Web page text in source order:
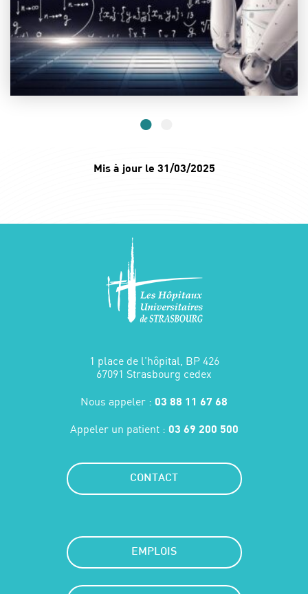
Mis à jour le 31/03/2025
1 place de l'hôpital, BP 426
67091 Strasbourg cedex
Nous appeler : 03 88 11 67 68
Appeler un patient : 03 69 200 500
CONTACT
EMPLOIS